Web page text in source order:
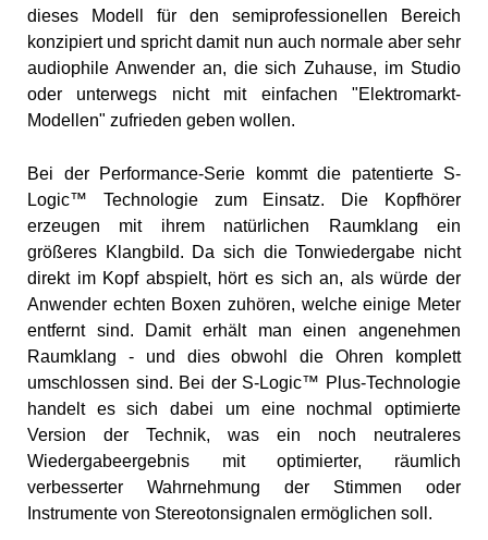
dieses Modell für den semiprofessionellen Bereich
konzipiert und spricht damit nun auch normale aber sehr
audiophile Anwender an, die sich Zuhause, im Studio
oder unterwegs nicht mit einfachen "Elektromarkt-
Modellen" zufrieden geben wollen.
Bei der Performance-Serie kommt die patentierte S-
Logic™ Technologie zum Einsatz. Die Kopfhörer
erzeugen mit ihrem natürlichen Raumklang ein
größeres Klangbild. Da sich die Tonwiedergabe nicht
direkt im Kopf abspielt, hört es sich an, als würde der
Anwender echten Boxen zuhören, welche einige Meter
entfernt sind. Damit erhält man einen angenehmen
Raumklang - und dies obwohl die Ohren komplett
umschlossen sind. Bei der S-Logic™ Plus-Technologie
handelt es sich dabei um eine nochmal optimierte
Version der Technik, was ein noch neutraleres
Wiedergabeergebnis mit optimierter, räumlich
verbesserter Wahrnehmung der Stimmen oder
Instrumente von Stereotonsignalen ermöglichen soll.